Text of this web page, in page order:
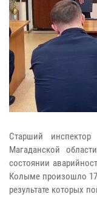
Старший
Магаданской
состоянии
Колыме произошло
результате которых